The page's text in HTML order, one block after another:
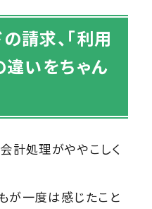
請求、「利用
違いをちゃん
計処理がややこしく
が一度は感じたこと